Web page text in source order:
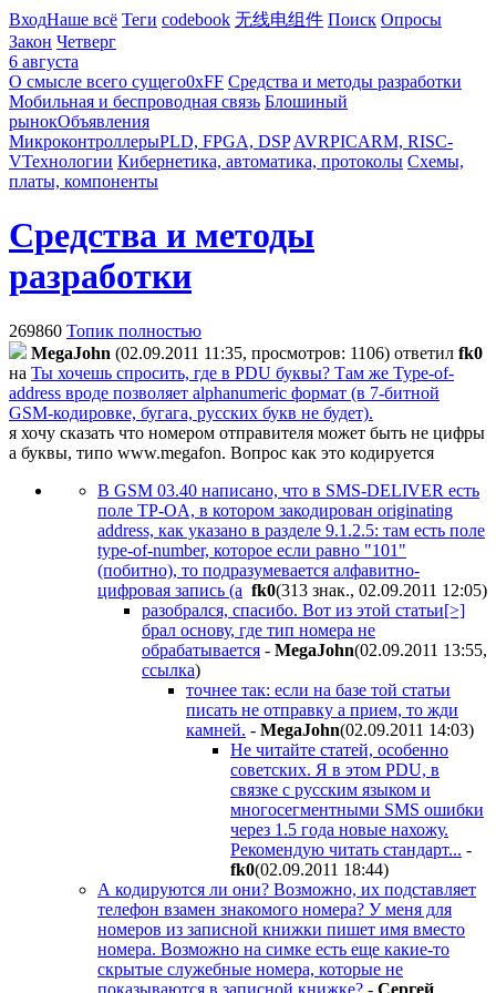
ВходНаше всё Теги codebook 无线电组件 Поиск Опросы
Закон Четверг
6 августа
О смысле всего сущего0xFF Средства и методы разработки
Мобильная и беспроводная связь Блошиный
рынокОбъявления
МикроконтроллерыPLD, FPGA, DSP AVRPICARM, RISC-
VТехнологии Кибернетика, автоматика, протоколы Схемы,
платы, компоненты
Средства и методы
разработки
269860 Топик полностью
MegaJohn (02.09.2011 11:35, просмотров: 1106) ответил fk0
на Ты хочешь спросить, где в PDU буквы? Там же Type-of-
address вроде позволяет alphanumeric формат (в 7-битной
GSM-кодировке, бугага, русских букв не будет).
я хочу сказать что номером отправителя может быть не цифры
а буквы, типо www.megafon. Вопрос как это кодируется
В GSM 03.40 написано, что в SMS-DELIVER есть
поле TP-OA, в котором закодирован originating
address, как указано в разделе 9.1.2.5: там есть поле
type-of-number, которое если равно "101"
(побитно), то подразумевается алфавитно-
цифровая запись (а fk0(313 знак., 02.09.2011 12:05)
разобрался, спасибо. Вот из этой статьи[>]
брал основу, где тип номера не
обрабатывается - MegaJohn(02.09.2011 13:55,
ссылка)
точнее так: если на базе той статьи
писать не отправку а прием, то жди
камней. - MegaJohn(02.09.2011 14:03)
Не читайте статей, особенно
советских. Я в этом PDU, в
связке с русским языком и
многосегментными SMS ошибки
через 1.5 года новые нахожу.
Рекомендую читать стандарт... -
fk0(02.09.2011 18:44)
А кодируются ли они? Возможно, их подставляет
телефон взамен знакомого номера? У меня для
номеров из записной книжки пишет имя вместо
номера. Возможно на симке есть еще какие-то
скрытые служебные номера, которые не
показываются в записной книжке? - Cepгeй